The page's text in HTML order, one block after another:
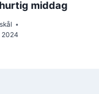
middag
2024